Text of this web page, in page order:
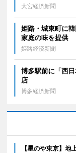
大宮経済新聞
姫路・城東町に
家庭の味を提供
姫路経済新聞
博多駅前に「西
店
博多経済新聞
【星のや東京】地